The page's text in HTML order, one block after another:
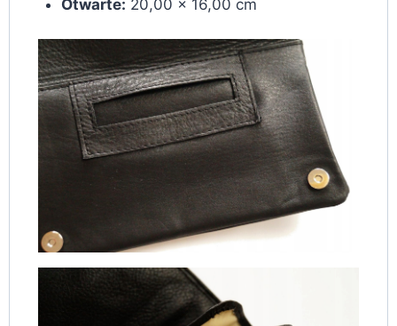
Otwarte: 20,00 x 16,00 cm